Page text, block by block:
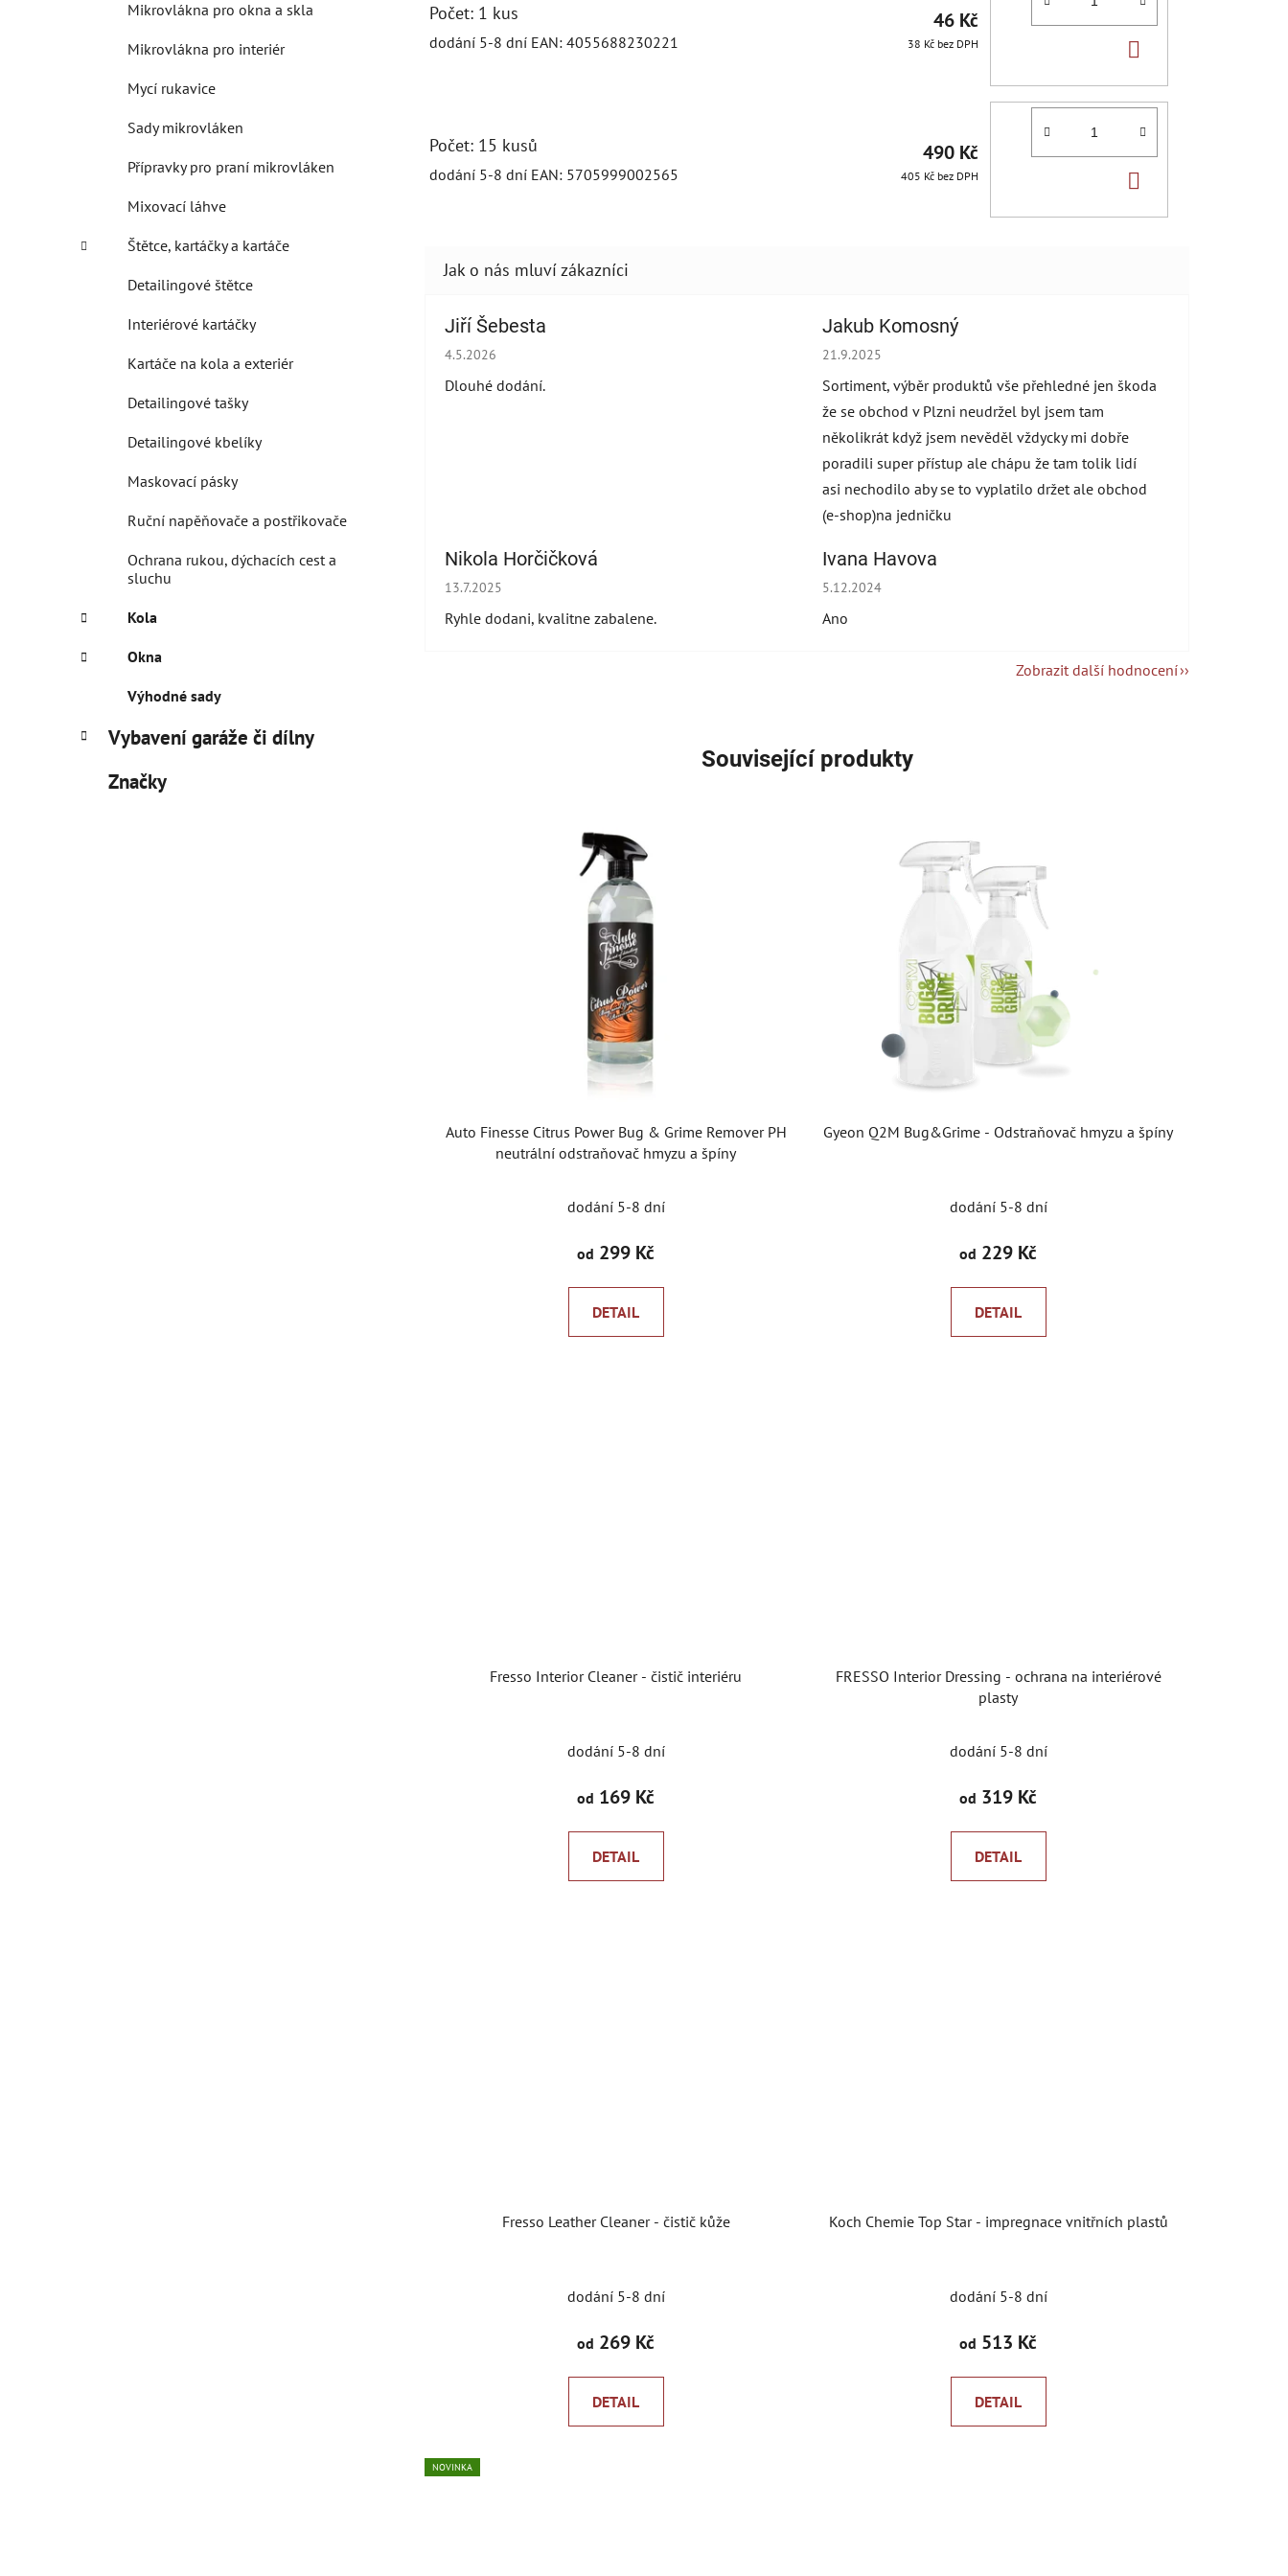
Mikrovlákna pro okna a skla
Mikrovlákna pro interiér
Mycí rukavice
Sady mikrovláken
Přípravky pro praní mikrovláken
Mixovací láhve
Štětce, kartáčky a kartáče
Detailingové štětce
Interiérové kartáčky
Kartáče na kola a exteriér
Detailingové tašky
Detailingové kbelíky
Maskovací pásky
Ruční napěňovače a postřikovače
Ochrana rukou, dýchacích cest a
sluchu
Kola
Okna
Výhodné sady
Vybavení garáže či dílny
Značky
Počet: 1 kus
dodání 5-8 dní EAN: 4055688230221
46 Kč
38 Kč bez DPH
Počet: 15 kusů
dodání 5-8 dní EAN: 5705999002565
490 Kč
405 Kč bez DPH
Jiří Šebesta
Hodnocení obchodu je 2 z 5 hvězdiček.
4.5.2026
Dlouhé dodání.
Jakub Komosný
Hodnocení obchodu je 5 z 5 hvězdiček.
21.9.2025
Sortiment, výběr produktů vše přehledné jen škoda
že se obchod v Plzni neudržel byl jsem tam
několikrát když jsem nevěděl vždycky mi dobře
poradili super přístup ale chápu že tam tolik lidí
asi nechodilo aby se to vyplatilo držet ale obchod
(e-shop)na jedničku
Nikola Horčičková
Hodnocení obchodu je 5 z 5 hvězdiček.
13.7.2025
Ryhle dodani, kvalitne zabalene.
Ivana Havova
Hodnocení obchodu je 5 z 5 hvězdiček.
5.12.2024
Ano
Zobrazit další hodnocení
Související produkty
Auto Finesse Citrus Power Bug & Grime Remover PH
neutrální odstraňovač hmyzu a špíny
dodání 5-8 dní
od 299 Kč
DETAIL
Gyeon Q2M Bug&Grime - Odstraňovač hmyzu a špíny
dodání 5-8 dní
od 229 Kč
DETAIL
Fresso Interior Cleaner - čistič interiéru
dodání 5-8 dní
od 169 Kč
DETAIL
FRESSO Interior Dressing - ochrana na interiérové
plasty
dodání 5-8 dní
od 319 Kč
DETAIL
Fresso Leather Cleaner - čistič kůže
dodání 5-8 dní
od 269 Kč
DETAIL
Koch Chemie Top Star - impregnace vnitřních plastů
dodání 5-8 dní
od 513 Kč
DETAIL
NOVINKA